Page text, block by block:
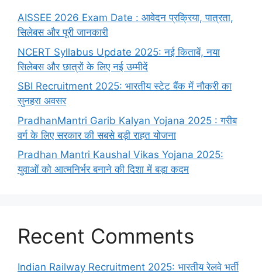
AISSEE 2026 Exam Date : आवेदन प्रक्रिया, पात्रता,
सिलेबस और पूरी जानकारी
NCERT Syllabus Update 2025: नई किताबें, नया
सिलेबस और छात्रों के लिए नई उम्मीदें
SBI Recruitment 2025: भारतीय स्टेट बैंक में नौकरी का
सुनहरा अवसर
PradhanMantri Garib Kalyan Yojana 2025 : गरीब
वर्ग के लिए सरकार की सबसे बड़ी राहत योजना
Pradhan Mantri Kaushal Vikas Yojana 2025:
युवाओं को आत्मनिर्भर बनाने की दिशा में बड़ा कदम
Recent Comments
Indian Railway Recruitment 2025: भारतीय रेलवे भर्ती